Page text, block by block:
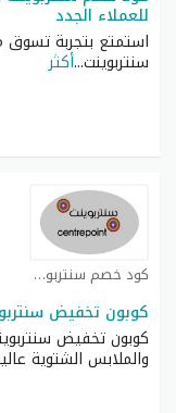
للعملاء الجدد
استمتع بتجربة
سنتربوينت...أكثر
كود خصم سنتربوينت كوبون
كوبون تخفيض
كوبون تخفيض
والملابس الشتوية